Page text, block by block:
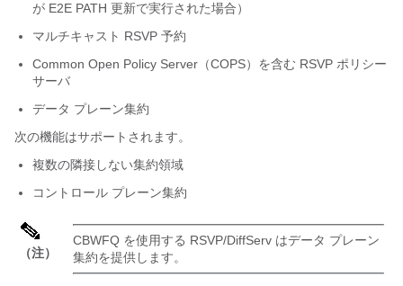
が E2E PATH 更新で実行された場合）
マルチキャスト RSVP 予約
Common Open Policy Server（COPS）を含む RSVP ポリシー
サーバ
データ プレーン集約
次の機能はサポートされます。
複数の隣接しない集約領域
コントロール プレーン集約
（注）
CBWFQ を使用する RSVP/DiffServ はデータ プレーン
集約を提供します。